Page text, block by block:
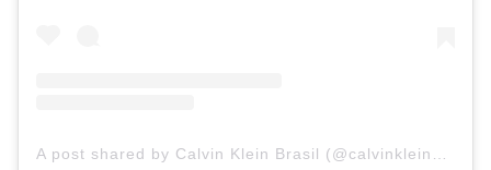
A post shared by Calvin Klein Brasil (@calvinkleinbrasil)